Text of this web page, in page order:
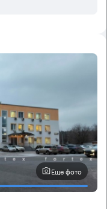
Еще фото